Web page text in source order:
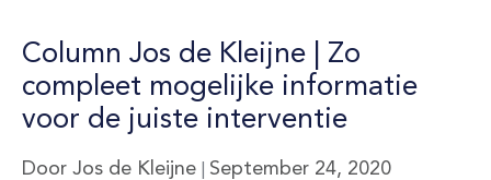
Column Jos de Kleijne | Zo
compleet mogelijke informatie
voor de juiste interventie
Door Jos de Kleijne September 24, 2020